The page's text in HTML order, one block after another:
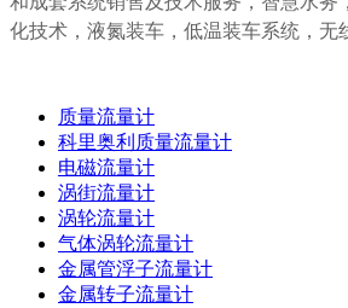
化技术，液氮装车，低温装车系统，无
质量流量计
科里奥利质量流量计
电磁流量计
涡街流量计
涡轮流量计
气体涡轮流量计
金属管浮子流量计
金属转子流量计